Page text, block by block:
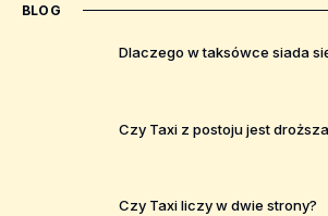
BLOG
Dlaczego w taksówce siada
Czy Taxi z postoju jest
Czy Taxi liczy w dwie strony?